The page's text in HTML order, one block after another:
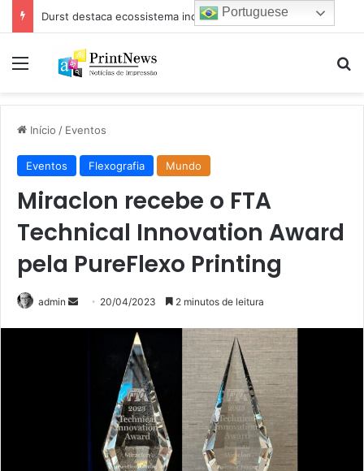
Durst destaca ecossistema industrial para impressão e estamparia digital na Febratex 2026
Menu
Início / Eventos
Eventos Flexografia Mundo
Miraclon recebe o FTA
Technical Innovation Award
pela PureFlexo Printing
admin
Mande20/04/2023 2 minutos de leitura
Portuguese